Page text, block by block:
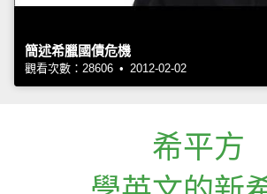
簡述希臘國債危機
觀看次數：28606 • 2012-02-02
希平方